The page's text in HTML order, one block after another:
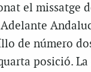
el missatge
de número
posició. La